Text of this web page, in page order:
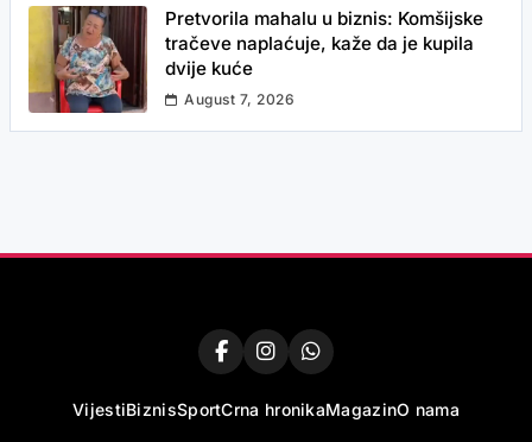
Pretvorila mahalu u biznis: Komšijske
tračeve naplaćuje, kaže da je kupila
dvije kuće
August 7, 2026
VijestiBiznisSportCrna hronikaMagazinO nama